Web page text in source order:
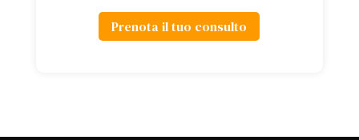
Prenota il tuo consulto